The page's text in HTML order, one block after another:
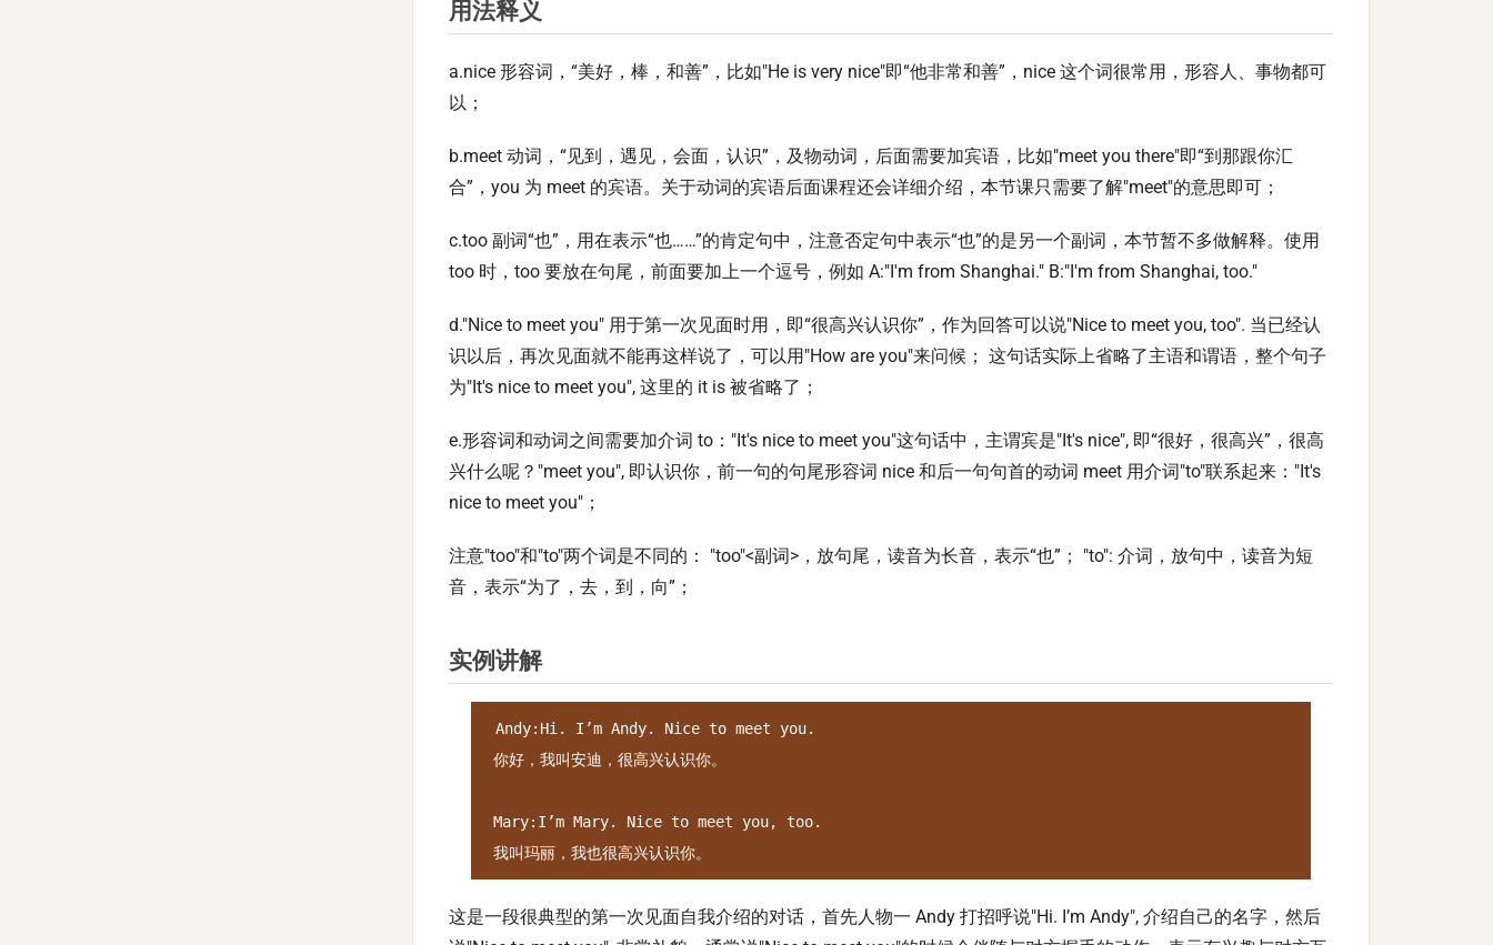
用法释义
a.nice 形容词，“美好，棒，和善”，比如"He is very nice"即“他非常和善”，nice 这个词很常用，形容人、事物都可
以；
b.meet 动词，“见到，遇见，会面，认识”，及物动词，后面需要加宾语，比如"meet you there"即“到那跟你汇
合”，you 为 meet 的宾语。关于动词的宾语后面课程还会详细介绍，本节课只需要了解"meet"的意思即可；
c.too 副词“也”，用在表示“也……”的肯定句中，注意否定句中表示“也”的是另一个副词，本节暂不多做解释。使用
too 时，too 要放在句尾，前面要加上一个逗号，例如 A:"I'm from Shanghai." B:"I'm from Shanghai, too."
d."Nice to meet you" 用于第一次见面时用，即“很高兴认识你”，作为回答可以说"Nice to meet you, too". 当已经认
识以后，再次见面就不能再这样说了，可以用"How are you"来问候； 这句话实际上省略了主语和谓语，整个句子
为"It's nice to meet you", 这里的 it is 被省略了；
e.形容词和动词之间需要加介词 to："It's nice to meet you"这句话中，主谓宾是"It's nice", 即“很好，很高兴”，很高
兴什么呢？"meet you", 即认识你，前一句的句尾形容词 nice 和后一句句首的动词 meet 用介词"to"联系起来："It's
nice to meet you"；
注意"too"和"to"两个词是不同的： "too"<副词> ，放句尾，读音为长音，表示“也”； "to": 介词，放句中，读音为短
音，表示“为了，去，到，向”；
实例讲解
Andy:Hi. I’m Andy. Nice to meet you.
你好，我叫安迪，很高兴认识你。
Mary:I’m Mary. Nice to meet you, too.
这是一段很典型的第一次见面自我介绍的对话，首先人物一 Andy 打招呼说"Hi. I’m Andy", 介绍自己的名字，然后